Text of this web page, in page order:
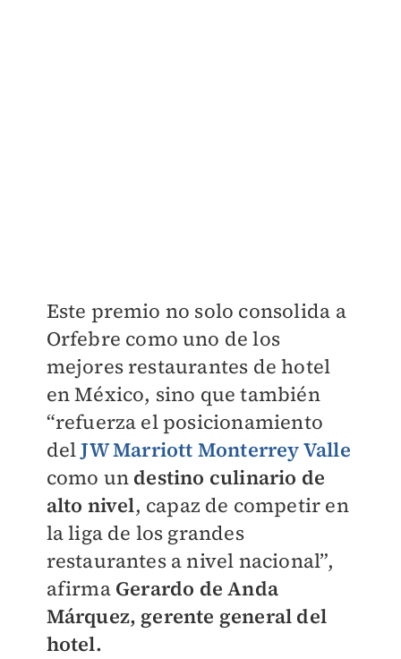
Este premio no solo consolida a
Orfebre como uno de los
mejores restaurantes de hotel
en México, sino que también
“refuerza el posicionamiento
delJW Marriott Monterrey Valle
como un destino culinario de
alto nivel, capaz de competir en
la liga de los grandes
restaurantes a nivel nacional”,
afirma Gerardo de Anda
Márquez, gerente general del
hotel.